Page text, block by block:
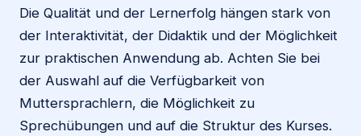
Die Qualität und der Lernerfolg hängen stark von
der Interaktivität, der Didaktik und der Möglichkeit
zur praktischen Anwendung ab. Achten Sie bei
der Auswahl auf die Verfügbarkeit von
Muttersprachlern, die Möglichkeit zu
Sprechübungen und auf die Struktur des Kurses.